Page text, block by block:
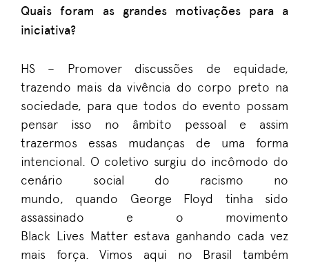
Quais foram as grandes motivações para a
iniciativa?
HS – Promover discussões de equidade,
trazendo mais da vivência do corpo preto na
sociedade, para que todos do evento possam
pensar isso no âmbito pessoal e assim
trazermos essas mudanças de uma forma
intencional. O coletivo surgiu do incômodo do
cenário social do racismo no
mundo, quando George Floyd tinha sido
assassinado e o movimento
Black Lives Matter estava ganhando cada vez
mais força. Vimos aqui no Brasil também